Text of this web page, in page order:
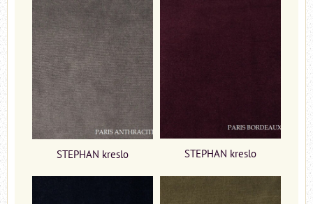
STEPHAN kreslo STEPHAN kreslo